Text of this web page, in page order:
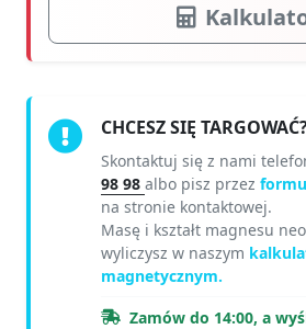
CHCESZ SIĘ
Skontaktuj się z nami
98 98 albo pisz przez
na stronie kontaktowej.
Masę i kształt magnesu
wyliczysz w naszym
magnetycznym.
Zamów do 14:00, a